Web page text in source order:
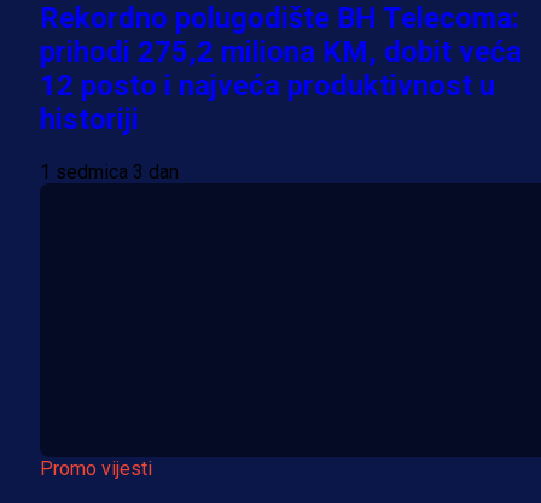
Rekordno polugodište BH Telecoma:
prihodi 275,2 miliona KM, dobit veća
12 posto i najveća produktivnost u
historiji
1 sedmica 3 dan
Promo vijesti